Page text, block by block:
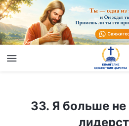
33. Я больше не борюсь за
33. Я больше